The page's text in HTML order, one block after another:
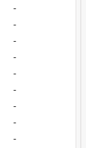
-
-
-
-
-
-
-
-
-